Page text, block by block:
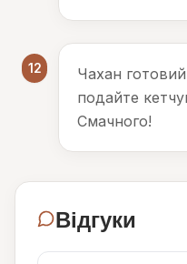
12
Чахан
подайте
Смачного!
Відгуки